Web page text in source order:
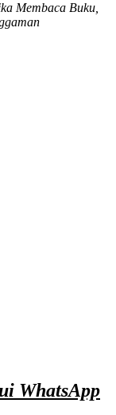
Membaca Buku,
WhatsApp